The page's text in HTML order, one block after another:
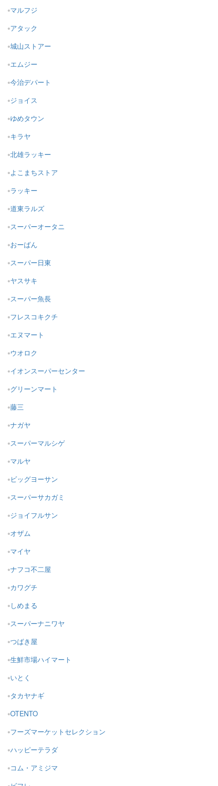
マルフジ
アタック
城山ストアー
エムジー
今治デパート
ジョイス
ゆめタウン
キラヤ
北雄ラッキー
よこまちストア
ラッキー
道東ラルズ
スーパーオータニ
おーばん
スーパー日東
ヤスサキ
スーパー魚長
フレスコキクチ
エヌマート
ウオロク
イオンスーパーセンター
グリーンマート
藤三
ナガヤ
スーパーマルシゲ
マルヤ
ビッグヨーサン
スーパーサカガミ
ジョイフルサン
オザム
マイヤ
ナフコ不二屋
カワグチ
しめまる
スーパーナニワヤ
つばき屋
生鮮市場ハイマート
いとく
タカヤナギ
OTENTO
フーズマーケットセレクション
ハッピーテラダ
コム・アミジマ